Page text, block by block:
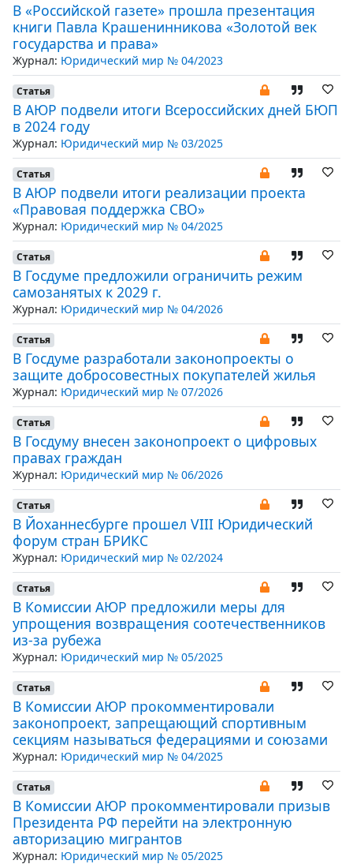
В «Российской газете» прошла презентация
книги Павла Крашенинникова «Золотой век
государства и права»
Журнал: Юридический мир № 04/2023
Статья
В АЮР подвели итоги Всероссийских дней БЮП
в 2024 году
Журнал: Юридический мир № 03/2025
Статья
В АЮР подвели итоги реализации проекта
«Правовая поддержка СВО»
Журнал: Юридический мир № 04/2025
Статья
В Госдуме предложили ограничить режим
самозанятых к 2029 г.
Журнал: Юридический мир № 04/2026
Статья
В Госдуме разработали законопроекты о
защите добросовестных покупателей жилья
Журнал: Юридический мир № 07/2026
Статья
В Госдуму внесен законопроект о цифровых
правах граждан
Журнал: Юридический мир № 06/2026
Статья
В Йоханнесбурге прошел VIII Юридический
форум стран БРИКС
Журнал: Юридический мир № 02/2024
Статья
В Комиссии АЮР предложили меры для
упрощения возвращения соотечественников
из-за рубежа
Журнал: Юридический мир № 05/2025
Статья
В Комиссии АЮР прокомментировали
законопроект, запрещающий спортивным
секциям называться федерациями и союзами
Журнал: Юридический мир № 04/2025
Статья
В Комиссии АЮР прокомментировали призыв
Президента РФ перейти на электронную
авторизацию мигрантов
Журнал: Юридический мир № 05/2025